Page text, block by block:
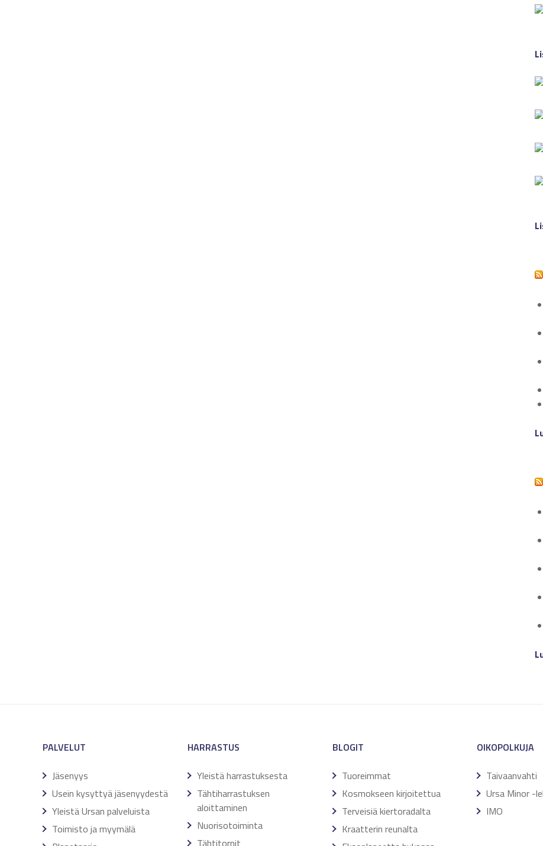
PALVELUT
Jäsenyys
Usein kysyttyä jäsenyydestä
Yleistä Ursan palveluista
Toimisto ja myymälä
HARRASTUS
Yleistä harrastuksesta
Tähtiharrastuksen
aloittaminen
Nuorisotoiminta
Tähtitornit
BLOGIT
Tuoreimmat
Kosmokseen kirjoitettua
Terveisiä kiertoradalta
Kraatterin reunalta
OIKOPOLKUJA
Taivaanvahti
Ursa Minor -
IMO